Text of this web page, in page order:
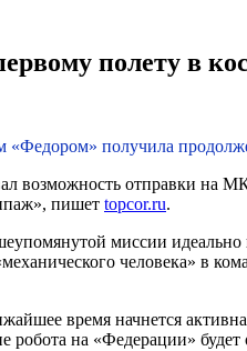
полету в
«Федором» получила
возможность отправки на
пишет topcor.ru.
миссии
человека» в
время начнется
на «Федерации» будет